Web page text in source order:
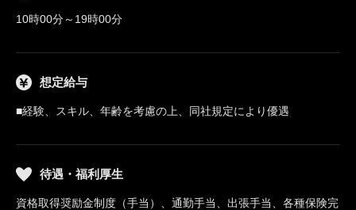
10時00分～19時00分
想定給与
■経験、スキル、年齢を考慮の上、同社規定により優遇
待遇・福利厚生
資格取得奨励金制度（手当）、通勤手当、出張手当、各種保険完